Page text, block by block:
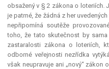
obsažený v § 2 zákona o loteriích.
je patrné, že žádná z her
nepřipomíná soutěže
toho, že tato skutečnost by
zastaralosti zákona o loteriích,
odborné veřejnosti nezřídka
však neupravuje ani „nový“ zákon